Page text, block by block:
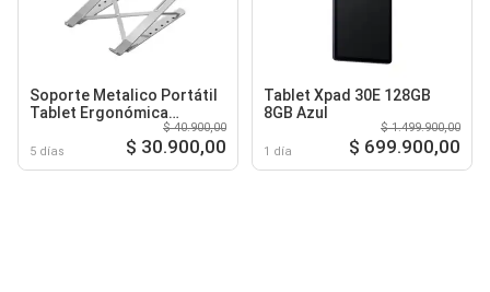
Soporte Metalico Portátil
Tablet Ergonómica
5 días
$ 40.900,00
$ 30.900,00
Tablet Xpad 30E 128GB
8GB Azul
1 día
$ 1.499.900,00
$ 699.900,00